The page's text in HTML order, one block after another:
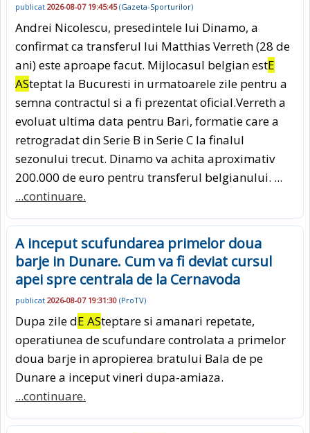
publicat 2026-08-07 19:45:45(Gazeta-Sporturilor)
Andrei Nicolescu, presedintele lui Dinamo, a
confirmat ca transferul lui Matthias Verreth (28 de
ani) este aproape facut. Mijlocasul belgian estE
ASteptat la Bucuresti in urmatoarele zile pentru a
semna contractul si a fi prezentat oficial.Verreth a
evoluat ultima data pentru Bari, formatie care a
retrogradat din Serie B in Serie C la finalul
sezonului trecut. Dinamo va achita aproximativ
200.000 de euro pentru transferul belgianului. ...
...continuare.
A inceput scufundarea primelor doua
barje in Dunare. Cum va fi deviat cursul
apei spre centrala de la Cernavoda
publicat 2026-08-07 19:31:30 (ProTV)
Dupa zile dE ASteptare si amanari repetate,
operatiunea de scufundare controlata a primelor
doua barje in apropierea bratului Bala de pe
Dunare a inceput vineri dupa-amiaza.
...continuare.